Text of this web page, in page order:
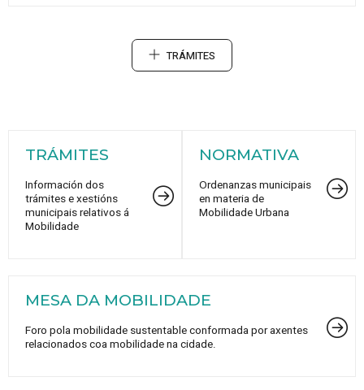
TRÁMITES
TRÁMITES
Información dos
trámites e xestións
municipais relativos á
Mobilidade
NORMATIVA
Ordenanzas municipais
en materia de
Mobilidade Urbana
MESA DA MOBILIDADE
Foro pola mobilidade sustentable conformada por axentes
relacionados coa mobilidade na cidade.